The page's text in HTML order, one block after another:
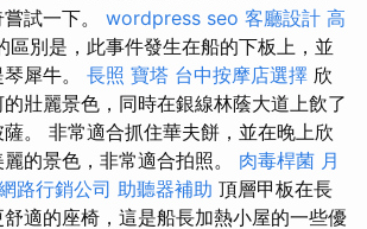
試一下。 wordpress seo 客廳設計 高
區別是，此事件發生在船的下板上，並
犀牛。 長照 寶塔 台中按摩店選擇 欣
壯麗景色，同時在銀線林蔭大道上飲了
。 非常適合抓住華夫餅，並在晚上欣
的景色，非常適合拍照。 肉毒桿菌 月
路行銷公司 助聽器補助 頂層甲板在長
適的座椅，這是船長加熱小屋的一些優